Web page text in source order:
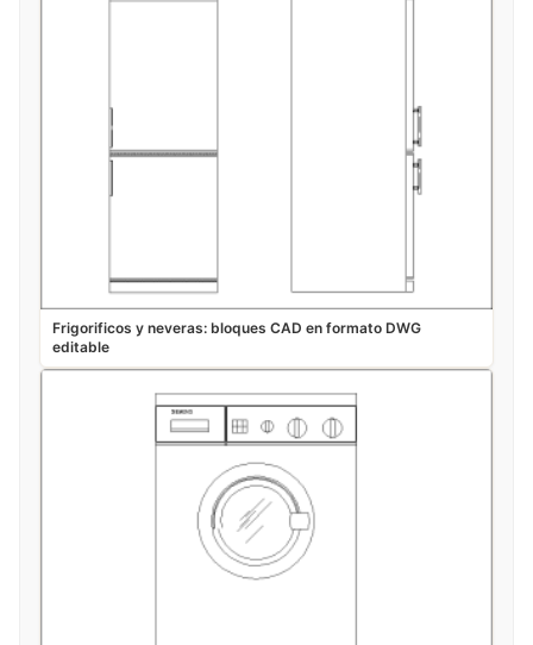
Frigorificos y neveras: bloques CAD en formato DWG
editable